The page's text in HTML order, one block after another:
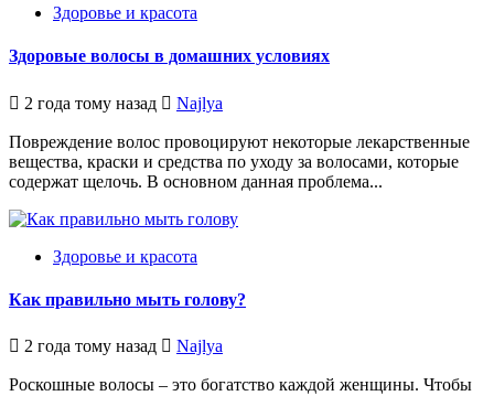
Здоровье и красота
Здоровые волосы в домашних условиях
2 года тому назад Najlya
Повреждение волос провоцируют некоторые лекарственные
вещества, краски и средства по уходу за волосами, которые
содержат щелочь. В основном данная проблема...
Здоровье и красота
Как правильно мыть голову?
2 года тому назад Najlya
Роскошные волосы – это богатство каждой женщины. Чтобы